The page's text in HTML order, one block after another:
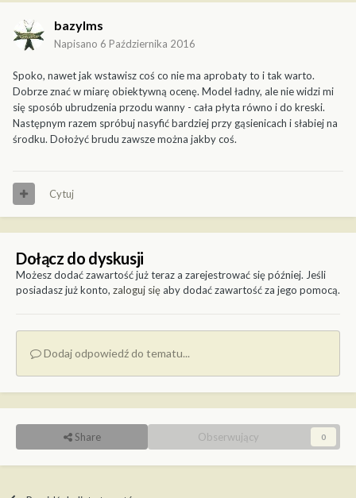
bazylms
Napisano 6 Października 2016
Spoko, nawet jak wstawisz coś co nie ma aprobaty to i tak warto.
Dobrze znać w miarę obiektywną ocenę. Model ładny, ale nie widzi mi
się sposób ubrudzenia przodu wanny - cała płyta równo i do kreski.
Następnym razem spróbuj nasyfić bardziej przy gąsienicach i słabiej na
środku. Dołożyć brudu zawsze można jakby coś.
Cytuj
Dołącz do dyskusji
Możesz dodać zawartość już teraz a zarejestrować się później. Jeśli
posiadasz już konto, zaloguj sięaby dodać zawartość za jego pomocą.
Dodaj odpowiedź do tematu...
Share Obserwujący 0